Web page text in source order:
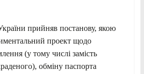
прийняв постанову, якою
проект щодо
(у тому числі замість
обміну паспорта